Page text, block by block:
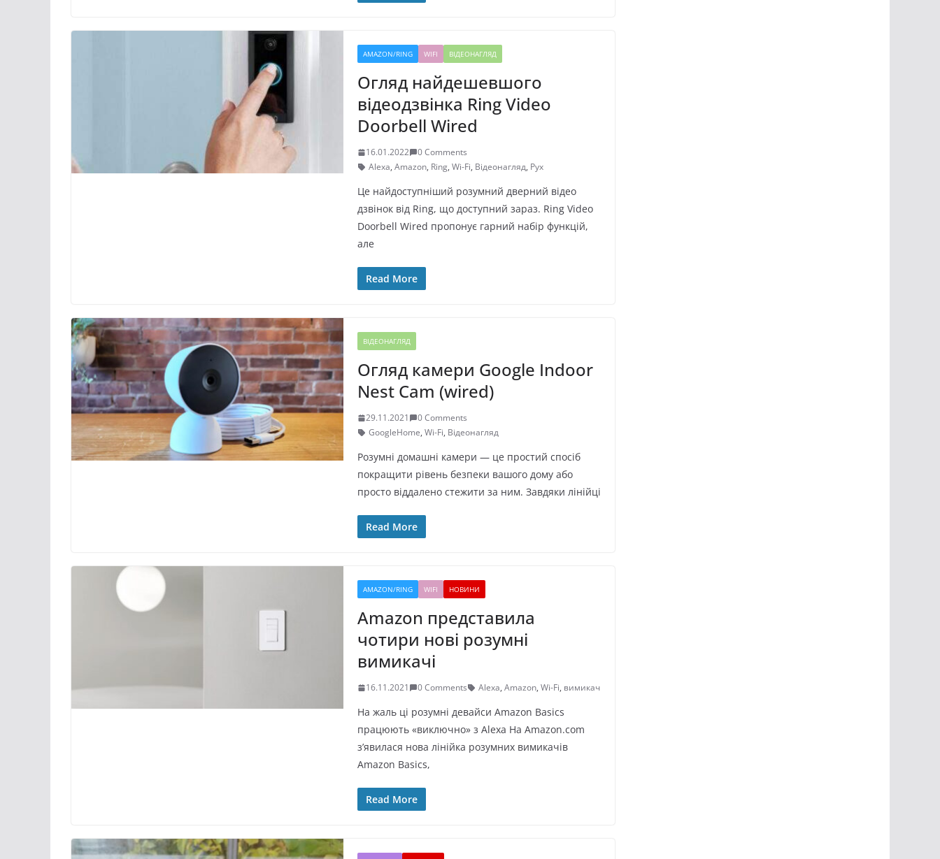
AMAZON/RING WIFI ВІДЕОНАГЛЯД
Огляд найдешевшого
відеодзвінка Ring Video
Doorbell Wired
16.01.2022
0 Comments
Alexa, Amazon, Ring, Wi-Fi, Відеонагляд, Рух
Це найдоступніший розумний дверний відео
дзвінок від Ring, що доступний зараз. Ring Video
Doorbell Wired пропонує гарний набір функцій,
але
Read More
ВІДЕОНАГЛЯД
Огляд камери Google Indoor
Nest Cam (wired)
29.11.2021
0 Comments
GoogleHome, Wi-Fi, Відеонагляд
Розумні домашні камери — це простий спосіб
покращити рівень безпеки вашого дому або
просто віддалено стежити за ним. Завдяки лінійці
Read More
AMAZON/RING WIFI НОВИНИ
Amazon представила
чотири нові розумні
вимикачі
16.11.2021 0 Comments Alexa, Amazon, Wi-Fi, вимикач
На жаль ці розумні девайси Amazon Basics
працюють «виключно» з Alexa На Amazon.com
з’явилася нова лінійка розумних вимикачів
Amazon Basics,
Read More